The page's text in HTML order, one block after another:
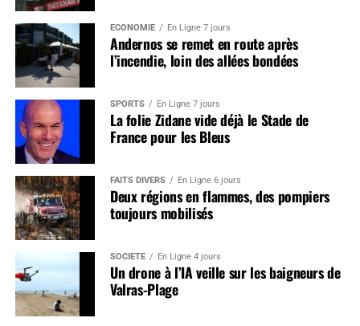
ÉCONOMIE En Ligne 7 jours
Andernos se remet en route après
l’incendie, loin des allées bondées
SPORTS En Ligne 7 jours
La folie Zidane vide déjà le Stade de
France pour les Bleus
FAITS DIVERS En Ligne 6 jours
Deux régions en flammes, des pompiers
toujours mobilisés
SOCIÉTÉ En Ligne 4 jours
Un drone à l’IA veille sur les baigneurs de
Valras-Plage